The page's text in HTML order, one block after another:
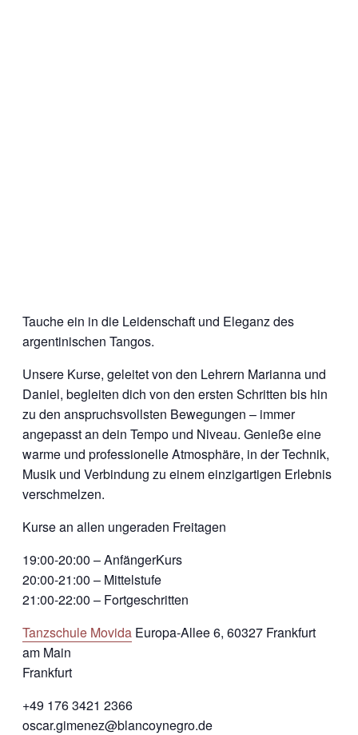
Tauche ein in die Leidenschaft und Eleganz des
argentinischen Tangos.
Unsere Kurse, geleitet von den Lehrern Marianna und
Daniel, begleiten dich von den ersten Schritten bis hin
zu den anspruchsvollsten Bewegungen – immer
angepasst an dein Tempo und Niveau. Genieße eine
warme und professionelle Atmosphäre, in der Technik,
Musik und Verbindung zu einem einzigartigen Erlebnis
verschmelzen.
Kurse an allen ungeraden Freitagen
19:00-20:00 – AnfängerKurs
20:00-21:00 – Mittelstufe
21:00-22:00 – Fortgeschritten
Tanzschule Movida Europa-Allee 6, 60327 Frankfurt
am Main
Frankfurt
+49 176 3421 2366
oscar.gimenez@blancoynegro.de